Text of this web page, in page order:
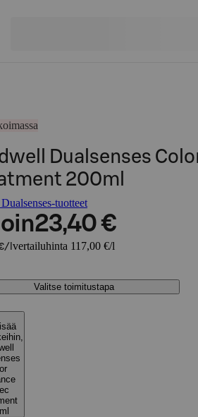
Dualsenses
200ml
tuotteet
23,40 €
l vertailuhinta 117,00 €/l
Valitse toimitustapa